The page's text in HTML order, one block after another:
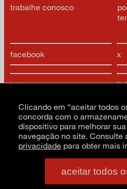
facebook x
instagram
youtube
trabalhe conosco
Clicando em “aceitar todos
concorda com o
dispositivo para melhorar
navegação no site. Consulte
privacidade para obter mais
aceitar todos